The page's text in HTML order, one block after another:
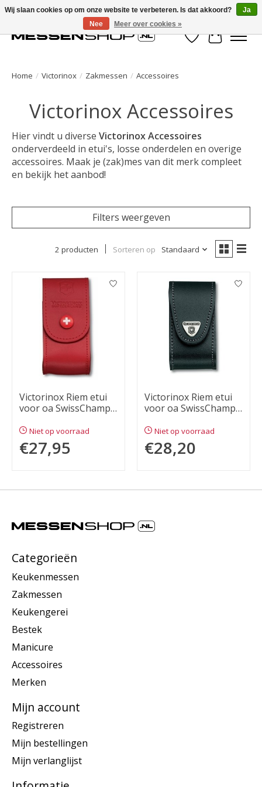
Verlanglijst
Home / Victorinox / Zakmessen / Accessoires
Victorinox Accessoires
Hier vindt u diverse Victorinox Accessoires
onderverdeeld in etui's, losse onderdelen en overige
accessoires. Maak je (zak)mes van dit merk compleet
en bekijk het aanbod!
Filters weergeven
2 producten Sorteren op Standaard
Victorinox Riem etui
voor oa SwissChamp
Niet op voorraad
€27,95
Victorinox Riem etui
voor oa SwissChamp
Niet op voorraad
€28,20
Categorieën
Keukenmessen
Zakmessen
Keukengerei
Bestek
Manicure
Accessoires
Merken
Mijn account
Registreren
Mijn bestellingen
Mijn verlanglijst
Wij slaan cookies op om onze website te verbeteren. Is dat akkoord?
Ja
Nee
Meer over cookies »